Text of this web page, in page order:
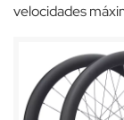
velocidades